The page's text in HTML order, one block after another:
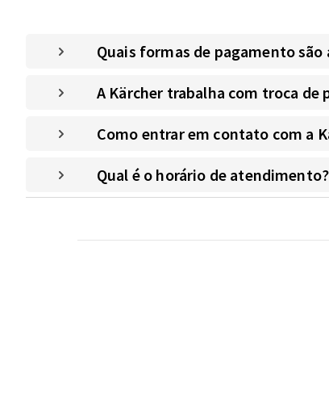
Quais formas de pagamento
A Kärcher trabalha com troca de
Como entrar em contato com a
Qual é o horário de atendimento?